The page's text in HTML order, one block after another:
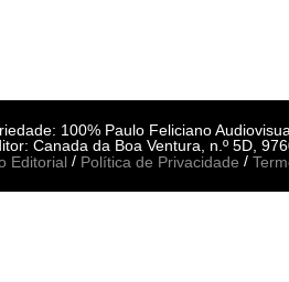
100% Paulo Feliciano
Canada da Boa Ventura, n.º 5D,
Editorial / Política de Privacidade /